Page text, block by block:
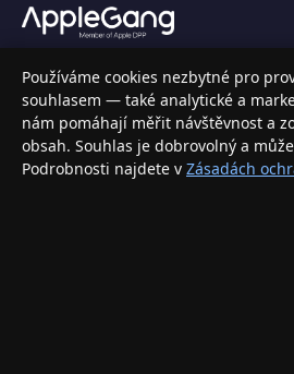
Váš specializovaný obchod s Apple
elektronikou. Nakupujte bezpečně a s
INFORMACE
Doprava a doručení
Používáme cookies nezbytné pro
souhlasem — také analytické a
nám pomáhají měřit návštěvnost a
obsah. Souhlas je dobrovolný a
Podrobnosti najdete v Zásadách